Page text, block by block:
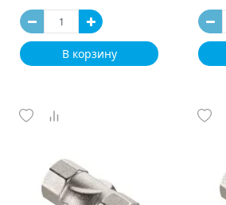
В корзину